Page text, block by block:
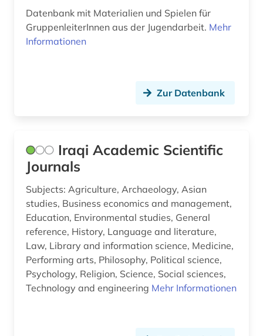
biotechnologie (1)
bosnien-herzegowina (3)
botanik (3)
braak (1)
brahms, johannes | komponist; pianist (2)
brahms-institut (2)
branchenprofil (1)
branchenverzeichnis (1)
Datenbank mit Materialien und Spielen für
GruppenleiterInnen aus der Jugendarbeit. Mehr
Informationen
Zur Datenbank
Iraqi Academic Scientific
Journals
Subjects: Agriculture, Archaeology, Asian
studies, Business economics and management,
Education, Environmental studies, General
reference, History, Language and literature,
Law, Library and information science, Medicine,
Performing arts, Philosophy, Political science,
Psychology, Religion, Science, Social sciences,
Technology and engineering Mehr Informationen